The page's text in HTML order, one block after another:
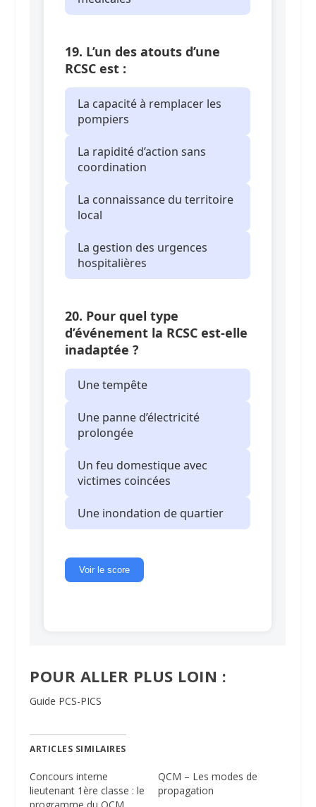
POUR ALLER PLUS LOIN :
Guide PCS-PICS
ARTICLES SIMILAIRES
Concours interne
lieutenant 1ère classe : le
QCM – Les modes de
propagation